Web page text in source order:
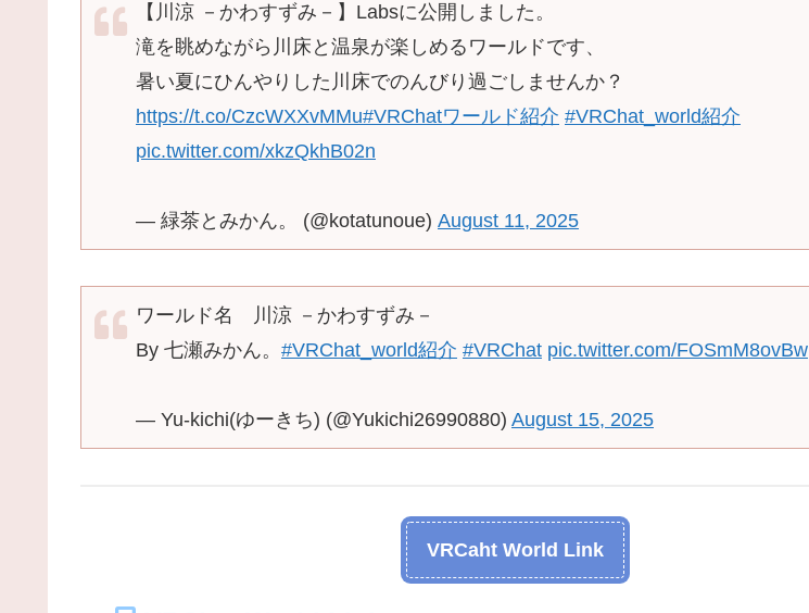
【川涼 －かわすずみ－】Labsに公開しました。
滝を眺めながら川床と温泉が楽しめるワールドです、
暑い夏にひんやりした川床でのんびり過ごしませんか？
https://t.co/CzcWXXvMMu#VRChatワールド紹介 #VRChat_world紹介
pic.twitter.com/xkzQkhB02n
— 緑茶とみかん。 (@kotatunoue) August 11, 2025
ワールド名 川涼 －かわすずみ－
By 七瀬みかん。 #VRChat_world紹介 #VRChat pic.twitter.com/FOSmM8ovBw
— Yu-kichi(ゆーきち) (@Yukichi26990880) August 15, 2025
VRCaht World Link